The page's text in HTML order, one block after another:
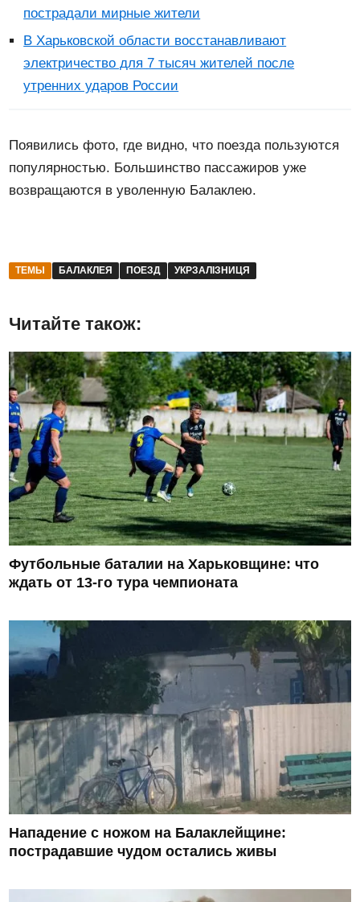
пострадали мирные жители
В Харьковской области восстанавливают
электричество для 7 тысяч жителей после
утренних ударов России
Появились фото, где видно, что поезда пользуются
популярностью. Большинство пассажиров уже
возвращаются в уволенную Балаклею.
ТЕМЫ БАЛАКЛЕЯ ПОЕЗД УКРЗАЛІЗНИЦЯ
Читайте також:
Футбольные баталии на Харьковщине: что
ждать от 13-го тура чемпионата
Нападение с ножом на Балаклейщине:
пострадавшие чудом остались живы